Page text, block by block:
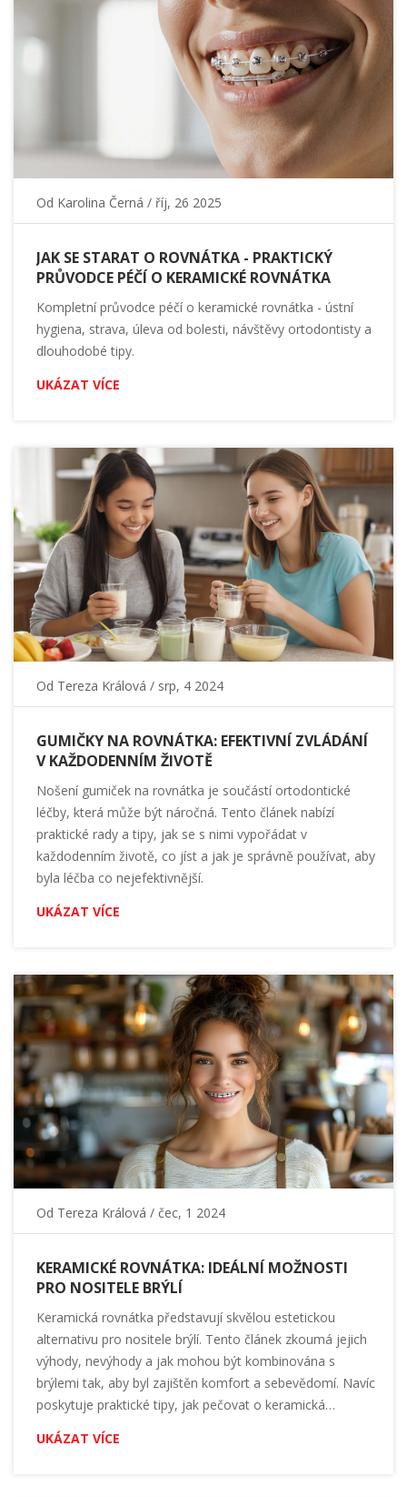
Od Karolina Černá / říj, 26 2025
JAK SE STARAT O ROVNÁTKA - PRAKTICKÝ
PRŮVODCE PÉČÍ O KERAMICKÉ ROVNÁTKA
Kompletní průvodce péčí o keramické rovnátka - ústní
hygiena, strava, úleva od bolesti, návštěvy ortodontisty a
dlouhodobé tipy.
UKÁZAT VÍCE
Od Tereza Králová / srp, 4 2024
GUMIČKY NA ROVNÁTKA: EFEKTIVNÍ ZVLÁDÁNÍ
V KAŽDODENNÍM ŽIVOTĚ
Nošení gumiček na rovnátka je součástí ortodontické
léčby, která může být náročná. Tento článek nabízí
praktické rady a tipy, jak se s nimi vypořádat v
každodenním životě, co jíst a jak je správně používat, aby
byla léčba co nejefektivnější.
UKÁZAT VÍCE
Od Tereza Králová / čec, 1 2024
KERAMICKÉ ROVNÁTKA: IDEÁLNÍ MOŽNOSTI
PRO NOSITELE BRÝLÍ
Keramická rovnátka představují skvělou estetickou
alternativu pro nositele brýlí. Tento článek zkoumá jejich
výhody, nevýhody a jak mohou být kombinována s
brýlemi tak, aby byl zajištěn komfort a sebevědomí. Navíc
poskytuje praktické tipy, jak pečovat o keramická
rovnátka a jak si zvyknout na jejich nošení.
UKÁZAT VÍCE